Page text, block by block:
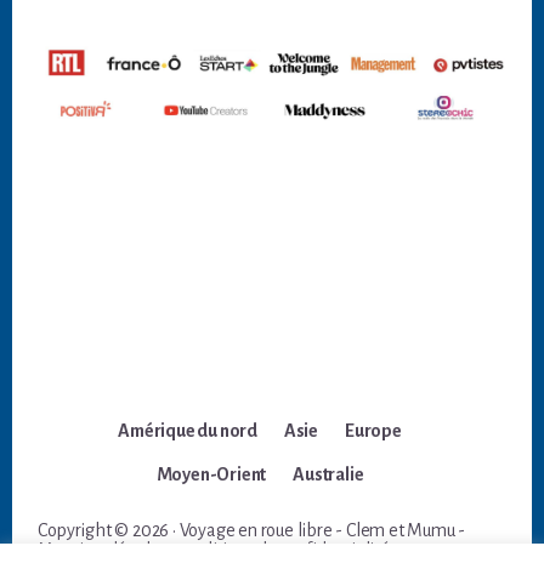
Amérique du nord Asie Europe
Moyen-Orient Australie
Copyright © 2026 · Voyage en roue libre - Clem et Mumu -
Mentions légales et politique de confidentialité